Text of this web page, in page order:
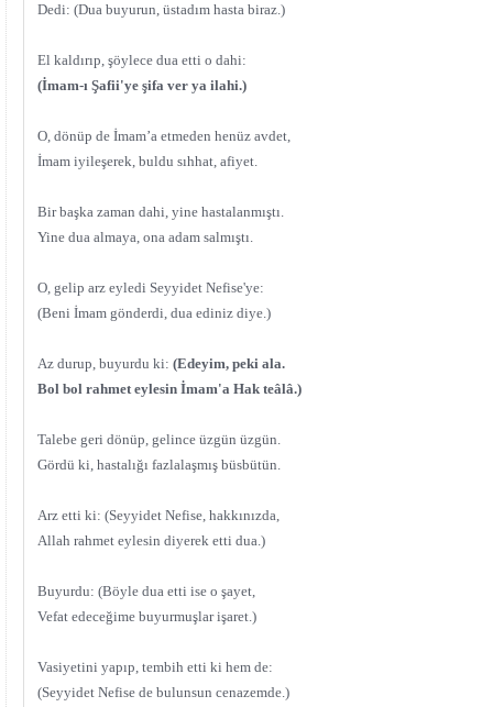
Dedi: (Dua buyurun, üstadım hasta biraz.)
El kaldırıp, şöylece dua etti o dahi:
(İmam-ı Şafii'ye şifa ver ya ilahi.)
O, dönüp de İmam’a etmeden henüz avdet,
İmam iyileşerek, buldu sıhhat, afiyet.
Bir başka zaman dahi, yine hastalanmıştı.
Yine dua almaya, ona adam salmıştı.
O, gelip arz eyledi Seyyidet Nefise'ye:
(Beni İmam gönderdi, dua ediniz diye.)
Az durup, buyurdu ki: (Edeyim, peki ala.
Bol bol rahmet eylesin İmam'a Hak teâlâ.)
Talebe geri dönüp, gelince üzgün üzgün.
Gördü ki, hastalığı fazlalaşmış büsbütün.
Arz etti ki: (Seyyidet Nefise, hakkınızda,
Allah rahmet eylesin diyerek etti dua.)
Buyurdu: (Böyle dua etti ise o şayet,
Vefat edeceğime buyurmuşlar işaret.)
Vasiyetini yapıp, tembih etti ki hem de:
(Seyyidet Nefise de bulunsun cenazemde.)